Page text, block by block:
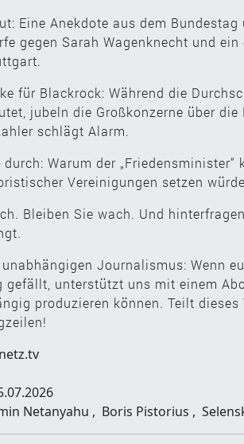
Eine Anekdote aus dem Bundestag
gegen Sarah Wagenknecht und
für Blackrock: Während die
jubeln die Großkonzerne über
schlägt Alarm.
Warum der
Vereinigungen setzen
Bleiben Sie wach. Und
Journalismus: Wenn
gefällt, unterstützt uns mit einem
produzieren können. Teilt
Netanyahu , Boris Pistorius ,